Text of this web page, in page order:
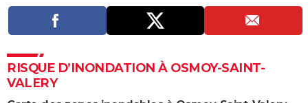
S'inscrire
Se connecter
Lycées
Collèges
Primaires
Universités
Entreprises
Service militaire
Avis de recherche
AVIS DE DÉCÈS
FORUM
Bricolage
Lifestyle
Culture
Sport
Auto
Television
Voyage
Cinema
RISQUE D’INONDATION À OSMOY-SAINT-
VALERY